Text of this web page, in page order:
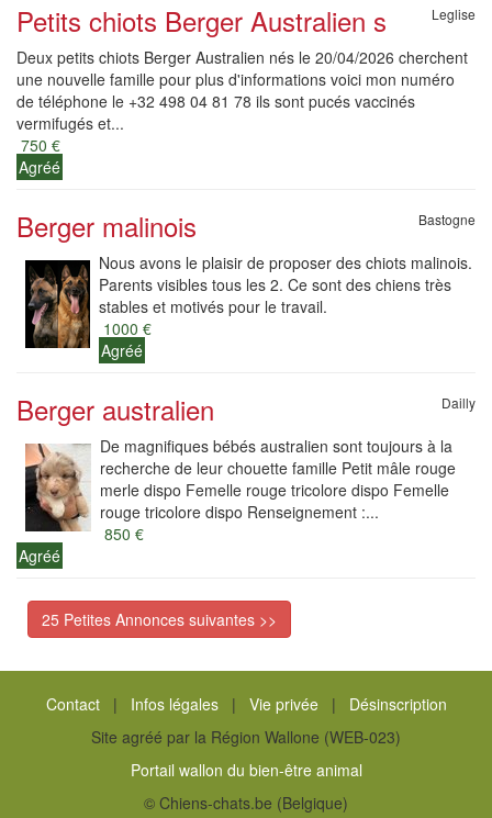
Petits chiots Berger Australien s Leglise
Deux petits chiots Berger Australien nés le 20/04/2026 cherchent
une nouvelle famille pour plus d'informations voici mon numéro
de téléphone le +32 498 04 81 78 ils sont pucés vaccinés
vermifugés et...
750 €
Agréé
Berger malinois Bastogne
Nous avons le plaisir de proposer des chiots malinois.
Parents visibles tous les 2. Ce sont des chiens très
stables et motivés pour le travail.
1000 €
Agréé
Berger australien Dailly
De magnifiques bébés australien sont toujours à la
recherche de leur chouette famille Petit mâle rouge
merle dispo Femelle rouge tricolore dispo Femelle
rouge tricolore dispo Renseignement :...
850 €
Agréé
25 Petites Annonces suivantes >>
Contact| Infos légales| Vie privée| Désinscription
Site agréé par la Région Wallone (WEB-023)
Portail wallon du bien-être animal
© Chiens-chats.be (Belgique)